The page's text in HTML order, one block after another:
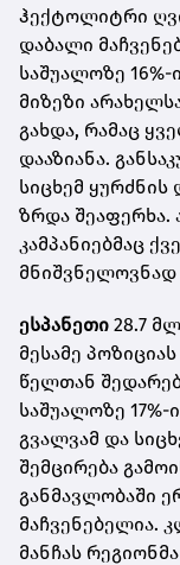
ჰექტოლიტრი
დაბალი
საშუალოზე
მიზეზი
გახდა, რამაც
დააზიანა.
სიცხემ ყურძნის
ზრდა შეაფერხა.
კამპანიებმაც
მნიშვნელოვნად
ესპანეთი 28.7
მესამე
წელთან
საშუალოზე
გვალვამ და
შემცირება
განმავლობაში
მაჩვენებელია.
მანჩას